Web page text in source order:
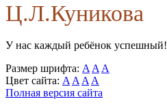
Ц.Л.Куникова
У нас каждый ребёнок успешный!
Размер шрифта: A A A
Цвет сайта: A A A A
Полная версия сайта